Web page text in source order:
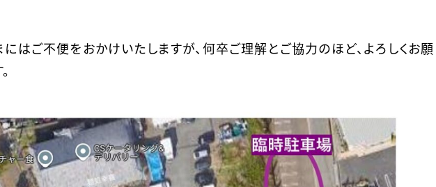
はご不便をおかけいたしますが、何卒ご理解とご協力のほど、よろしくお願